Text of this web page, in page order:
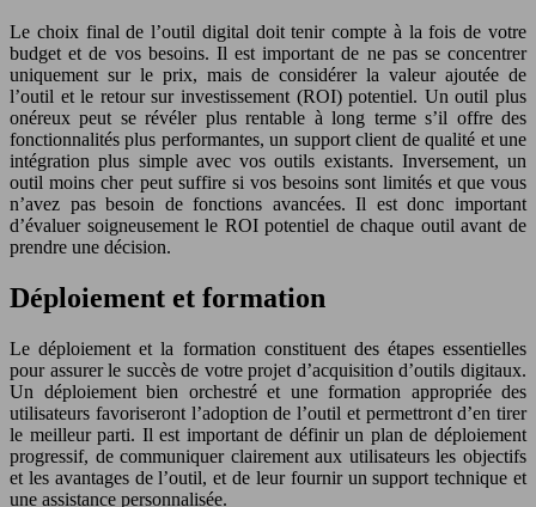
Le choix final de l’outil digital doit tenir compte à la fois de votre
budget et de vos besoins. Il est important de ne pas se concentrer
uniquement sur le prix, mais de considérer la valeur ajoutée de
l’outil et le retour sur investissement (ROI) potentiel. Un outil plus
onéreux peut se révéler plus rentable à long terme s’il offre des
fonctionnalités plus performantes, un support client de qualité et une
intégration plus simple avec vos outils existants. Inversement, un
outil moins cher peut suffire si vos besoins sont limités et que vous
n’avez pas besoin de fonctions avancées. Il est donc important
d’évaluer soigneusement le ROI potentiel de chaque outil avant de
prendre une décision.
Déploiement et formation
Le déploiement et la formation constituent des étapes essentielles
pour assurer le succès de votre projet d’acquisition d’outils digitaux.
Un déploiement bien orchestré et une formation appropriée des
utilisateurs favoriseront l’adoption de l’outil et permettront d’en tirer
le meilleur parti. Il est important de définir un plan de déploiement
progressif, de communiquer clairement aux utilisateurs les objectifs
et les avantages de l’outil, et de leur fournir un support technique et
une assistance personnalisée.